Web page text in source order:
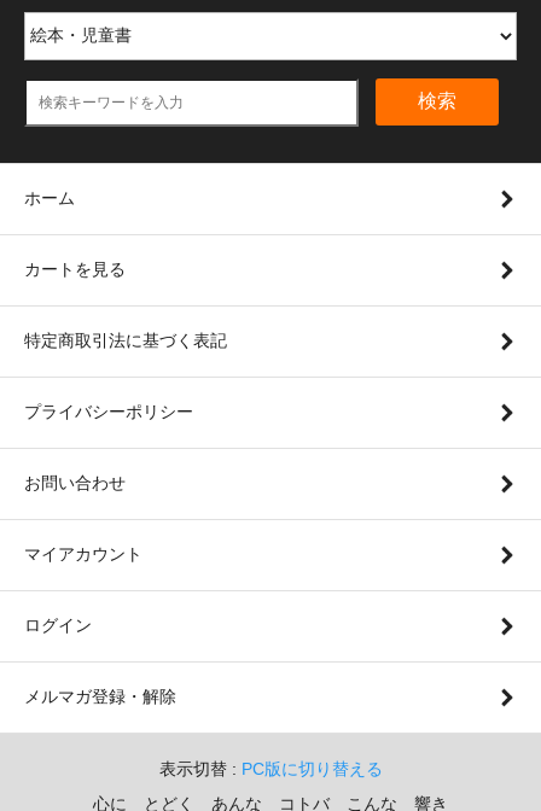
検索
ホーム
カートを見る
特定商取引法に基づく表記
プライバシーポリシー
お問い合わせ
マイアカウント
ログイン
メルマガ登録・解除
表示切替 : PC版に切り替える
心に とどく あんな コトバ こんな 響き